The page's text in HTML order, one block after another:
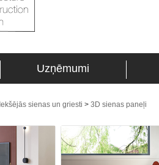
Uzņēmumi
Iekšējās sienas un griesti > 3D sienas paneļi